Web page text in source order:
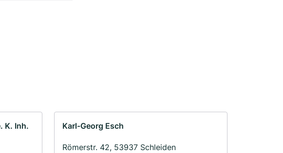
K. Inh.
Karl-Georg Esch
Römerstr. 42, 53937 Schleiden